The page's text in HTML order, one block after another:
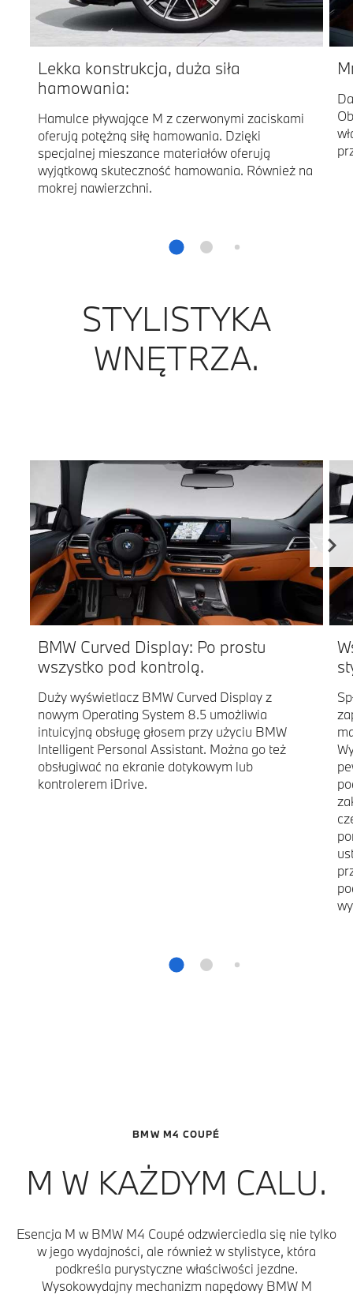
Lekka konstrukcja, duża siła
hamowania:
Hamulce pływające M z czerwonymi zaciskami
oferują potężną siłę hamowania. Dzięki
specjalnej mieszance materiałów oferują
wyjątkową skuteczność hamowania. Również na
mokrej nawierzchni.
STYLISTYKA
WNĘTRZA.
BMW Curved Display: Po prostu
wszystko pod kontrolą.
Duży wyświetlacz BMW Curved Display z
nowym Operating System 8.5 umożliwia
intuicyjną obsługę głosem przy użyciu BMW
Intelligent Personal Assistant. Można go też
obsługiwać na ekranie dotykowym lub
kontrolerem iDrive.
BMW M4 COUPÉ
M W KAŻDYM CALU.
Esencja M w BMW M4 Coupé odzwierciedla się nie tylko
w jego wydajności, ale również w stylistyce, która
podkreśla purystyczne właściwości jezdne.
Wysokowydajny mechanizm napędowy BMW M